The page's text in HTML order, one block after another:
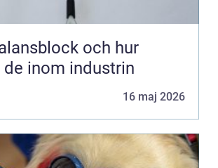
och hur
de inom industrin
16 maj 2026